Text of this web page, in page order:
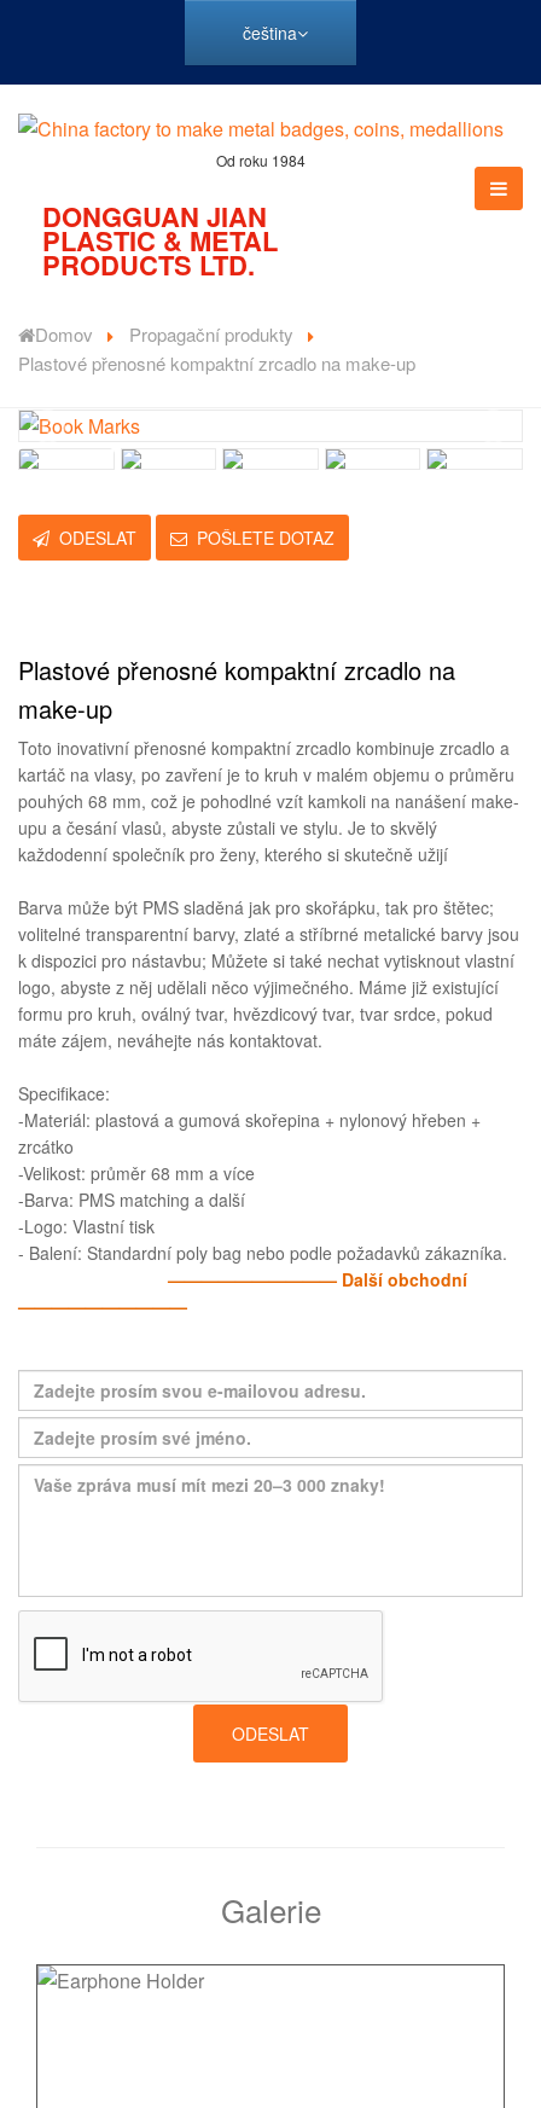
čeština
Od roku 1984
DONGGUAN JIAN
PLASTIC & METAL
PRODUCTS LTD.
Domov
Propagační produkty
Plastové přenosné kompaktní zrcadlo na make-up
ODESLAT POŠLETE DOTAZ
Plastové přenosné kompaktní zrcadlo na
make-up
Toto inovativní přenosné kompaktní zrcadlo kombinuje zrcadlo a
kartáč na vlasy, po zavření je to kruh v malém objemu o průměru
pouhých 68 mm, což je pohodlné vzít kamkoli na nanášení make-
upu a česání vlasů, abyste zůstali ve stylu. Je to skvělý
každodenní společník pro ženy, kterého si skutečně užijí
Barva může být PMS sladěná jak pro skořápku, tak pro štětec;
volitelné transparentní barvy, zlaté a stříbrné metalické barvy jsou
k dispozici pro nástavbu; Můžete si také nechat vytisknout vlastní
logo, abyste z něj udělali něco výjimečného. Máme již existující
formu pro kruh, oválný tvar, hvězdicový tvar, tvar srdce, pokud
máte zájem, neváhejte nás kontaktovat.
Specifikace:
-Materiál: plastová a gumová skořepina + nylonový hřeben +
zrcátko
-Velikost: průměr 68 mm a více
-Barva: PMS matching a další
-Logo: Vlastní tisk
- Balení: Standardní poly bag nebo podle požadavků zákazníka.
—————————— Další obchodní
——————————
ODESLAT
Galerie